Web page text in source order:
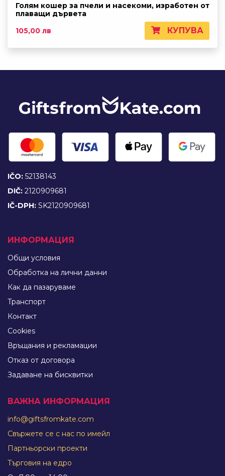
Голям кошер за пчели и насекоми, изработен от
плаващи дървета
105,00 лв
КУПУВА
IČO: 52138143
DIČ: 2120909681
IČ-DPH: SK2120909681
ИНФОРМАЦИЯ
Общи условия
Обработка на лични данни
Как да пазаруваме
Tранспорт
Контакт
Cookies
Връщания и рекламации
Отказ от договора
Задаване на бисквитки
ВАЖНА ИНФОРМАЦИЯ
info@giftsfromkate.com
Свържете се с нас по имейл
Партньорски проекти
Търговия на едро